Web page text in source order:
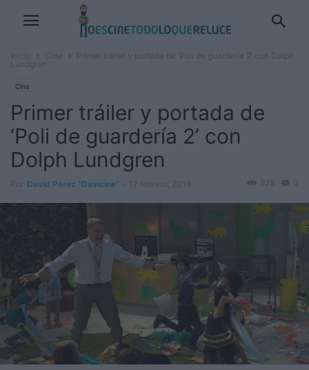
Inicio Cine
Primer tráiler y portada de ‘Poli de guardería 2’ con Dolph
Lundgren
Cine
Primer tráiler y portada de
‘Poli de guardería 2’ con
Dolph Lundgren
Por David Pérez "Davicine" 17 febrero, 2016 0
928